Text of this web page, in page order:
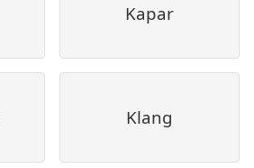
Kapar
Klang